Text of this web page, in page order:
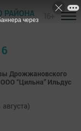
РАЙОНА
Дрожжановского
“Цильна” Ильдус
через